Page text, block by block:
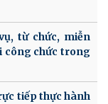
từ chức, miễn
công chức trong
tiếp thực hành